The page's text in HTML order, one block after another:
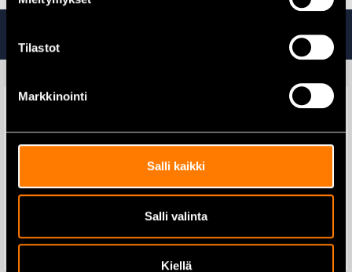
Tilastot
Markkinointi
Salli kaikki
Salli valinta
Kiellä
2×2,5Ah ja laturi
Makita DX06 Pölynimulisälaite